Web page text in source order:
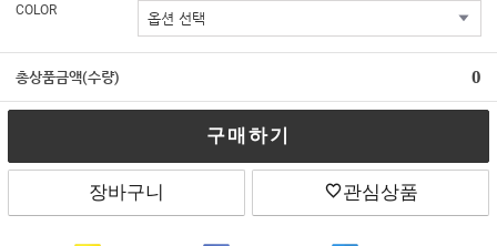
COLOR
총상품금액(수량) 0
구매하기
장바구니 관심상품